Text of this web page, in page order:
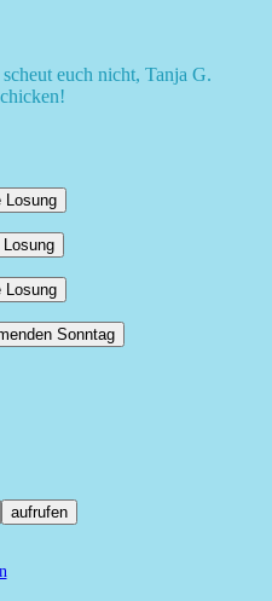
euch nicht, Tanja G.
Losung
Losung
Losung
Sonntag
aufrufen